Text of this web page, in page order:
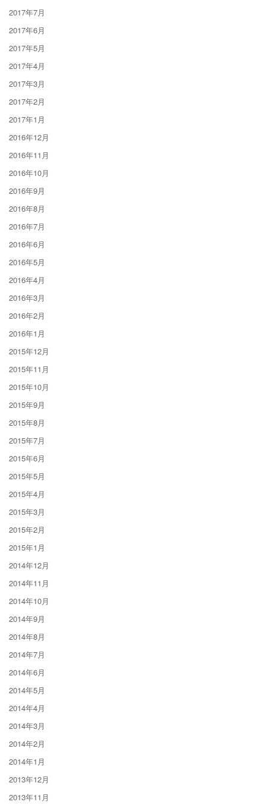
2017年7月
2017年6月
2017年5月
2017年4月
2017年3月
2017年2月
2017年1月
2016年12月
2016年11月
2016年10月
2016年9月
2016年8月
2016年7月
2016年6月
2016年5月
2016年4月
2016年3月
2016年2月
2016年1月
2015年12月
2015年11月
2015年10月
2015年9月
2015年8月
2015年7月
2015年6月
2015年5月
2015年4月
2015年3月
2015年2月
2015年1月
2014年12月
2014年11月
2014年10月
2014年9月
2014年8月
2014年7月
2014年6月
2014年5月
2014年4月
2014年3月
2014年2月
2014年1月
2013年12月
2013年11月